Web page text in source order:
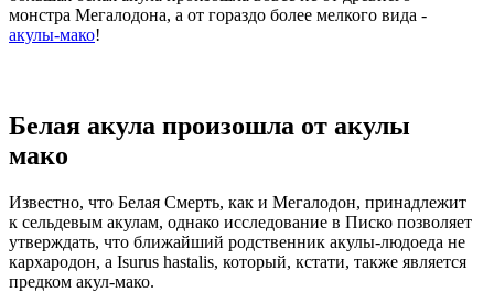
монстра Мегалодона, а от гораздо более мелкого вида -
акулы-мако!
Белая акула произошла от акулы
мако
Известно, что Белая Смерть, как и Мегалодон, принадлежит
к сельдевым акулам, однако исследование в Писко позволяет
утверждать, что ближайший родственник акулы-людоеда не
кархародон, а Isurus hastalis, который, кстати, также является
предком акул-мако.